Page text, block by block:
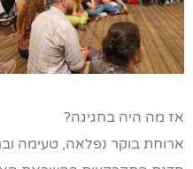
אז מה היה בחגיגה?
ארוחת בוקר נפלאה, טעימה